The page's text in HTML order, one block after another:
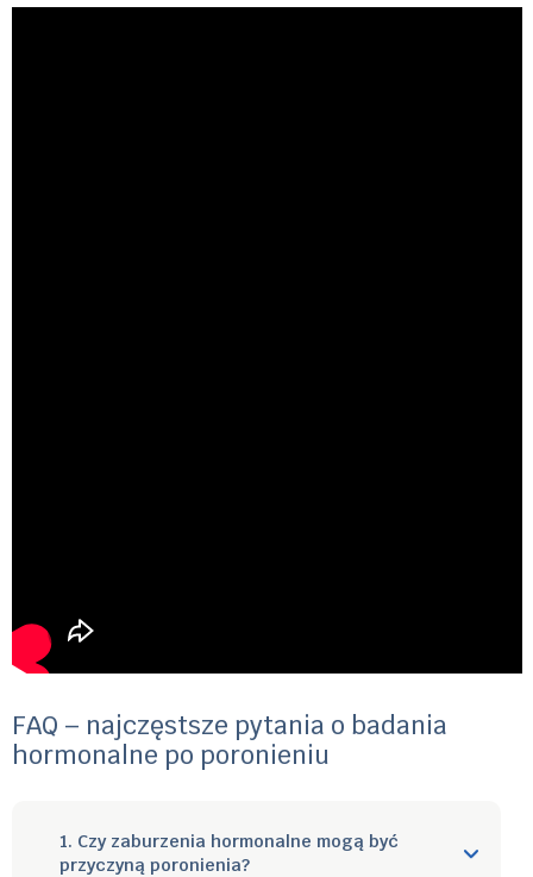
FAQ – najczęstsze pytania o badania
hormonalne po poronieniu
1. Czy zaburzenia hormonalne mogą być
przyczyną poronienia?